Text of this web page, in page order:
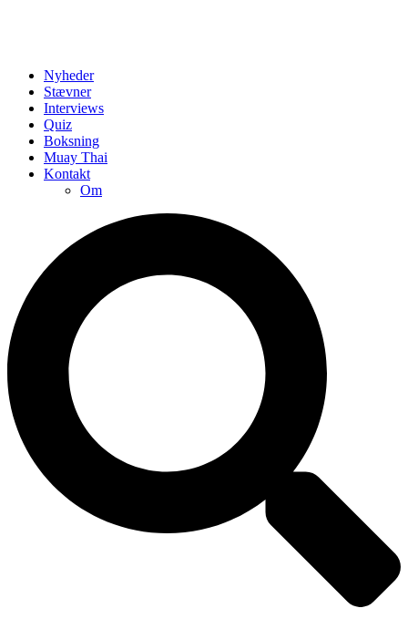
Nyheder
Stævner
Interviews
Quiz
Boksning
Muay Thai
Kontakt
Om